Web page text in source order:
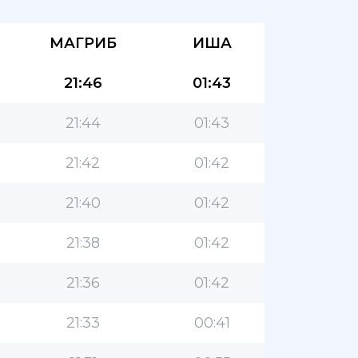
МАГРИБ ИША
21:46 01:43
21:44 01:43
21:42 01:42
21:40 01:42
21:38 01:42
21:36 01:42
21:33 00:41